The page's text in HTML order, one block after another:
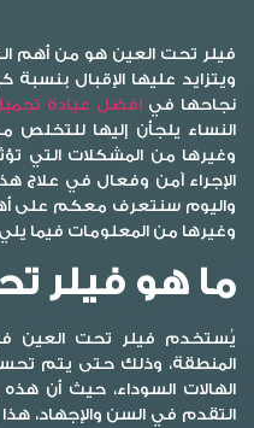
فيلر تحت العين هو من أهم
ويتزايد عليها الإقبال بنسبة
نجاحها في افضل عيادة
النساء يلجأن إليها للتخلص من
وغيرها من المشكلات التي
الإجراء آمن وفعال في علاج
واليوم سنتعرف معكم على أهم
وغيرها من المعلومات فيما
ما هو فيلر
يُستخدم فيلر تحت العين
المنطقة، وذلك حتى يتم
الهالات السوداء، حيث أن
التقدم في السن والإجهاد،